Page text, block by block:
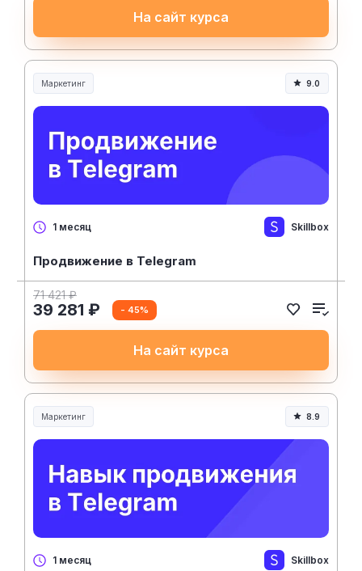
На сайт курса
Маркетинг 9.0
1 месяц Skillbox
Продвижение в Telegram
71 421 ₽
39 281 ₽ - 45%
На сайт курса
Маркетинг 8.9
1 месяц Skillbox